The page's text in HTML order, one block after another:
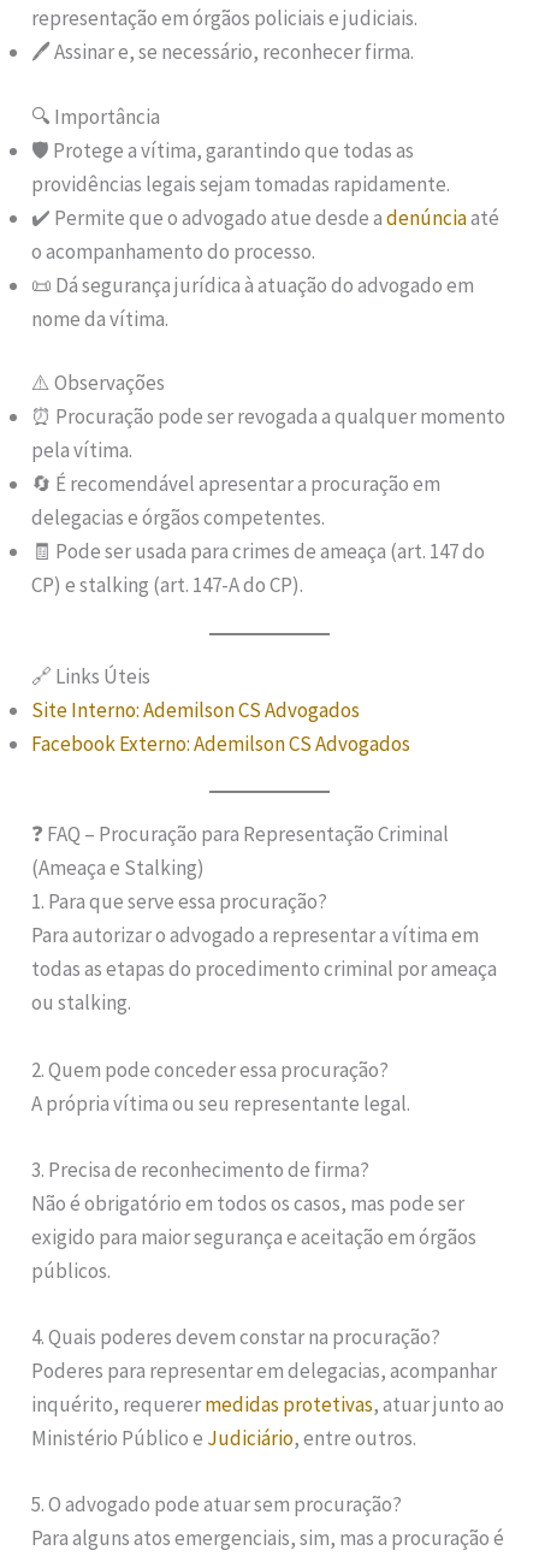
representação em órgãos policiais e judiciais.
🖊️ Assinar e, se necessário, reconhecer firma.
🔍 Importância
🛡️ Protege a vítima, garantindo que todas as
providências legais sejam tomadas rapidamente.
✔️ Permite que o advogado atue desde adenúnciaaté
o acompanhamento do processo.
📜 Dá segurança jurídica à atuação do advogado em
nome da vítima.
⚠️ Observações
⏰ Procuração pode ser revogada a qualquer momento
pela vítima.
🔄 É recomendável apresentar a procuração em
delegacias e órgãos competentes.
🧾 Pode ser usada para crimes de ameaça (art. 147 do
CP) e stalking (art. 147-A do CP).
🔗 Links Úteis
Site Interno: Ademilson CS Advogados
Facebook Externo: Ademilson CS Advogados
❓ FAQ – Procuração para Representação Criminal
(Ameaça e Stalking)
1. Para que serve essa procuração?
Para autorizar o advogado a representar a vítima em
todas as etapas do procedimento criminal por ameaça
ou stalking.
2. Quem pode conceder essa procuração?
A própria vítima ou seu representante legal.
3. Precisa de reconhecimento de firma?
Não é obrigatório em todos os casos, mas pode ser
exigido para maior segurança e aceitação em órgãos
públicos.
4. Quais poderes devem constar na procuração?
Poderes para representar em delegacias, acompanhar
inquérito, requerermedidas protetivas, atuar junto ao
Ministério Público e Judiciário, entre outros.
5. O advogado pode atuar sem procuração?
Para alguns atos emergenciais, sim, mas a procuração é